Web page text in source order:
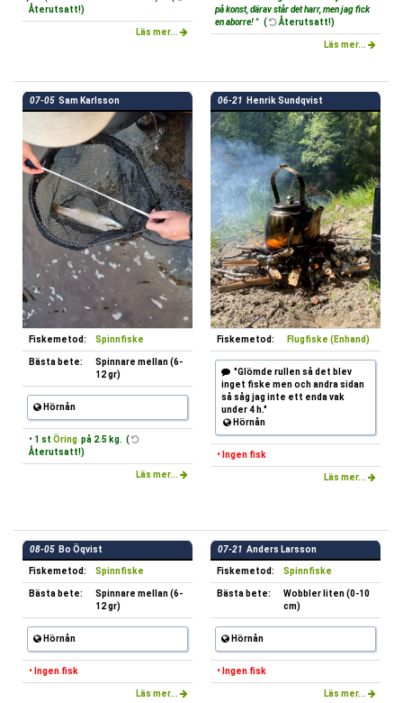
Återutsatt!)
Läs mer...
på konst, därav står det harr, men jag fick
en aborre! " ( Återutsatt!)
Läs mer...
07-05 Sam Karlsson
Fiskemetod: Spinnfiske
Bästa bete:
Spinnare mellan (6-
12 gr)
Hörnån
• 1 st Öring på 2.5 kg. (
Återutsatt!)
Läs mer...
06-21 Henrik Sundqvist
Fiskemetod: Flugfiske (Enhand)
"Glömde rullen så det blev
inget fiske men och andra sidan
så såg jag inte ett enda vak
under 4 h."
Hörnån
• Ingen fisk
Läs mer...
08-05 Bo Öqvist
Fiskemetod: Spinnfiske
Bästa bete:
Spinnare mellan (6-
12 gr)
Hörnån
• Ingen fisk
Läs mer...
07-21 Anders Larsson
Fiskemetod: Spinnfiske
Bästa bete:
Wobbler liten (0-10
cm)
Hörnån
• Ingen fisk
Läs mer...